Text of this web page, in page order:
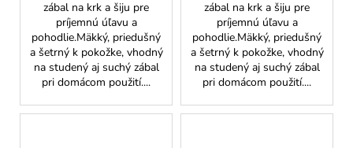
zábal na krk a šiju pre
príjemnú úľavu a
pohodlie.Mäkký, priedušný
a šetrný k pokožke, vhodný
na studený aj suchý zábal
pri domácom použití....
zábal na krk a šiju pre
príjemnú úľavu a
pohodlie.Mäkký, priedušný
a šetrný k pokožke, vhodný
na studený aj suchý zábal
pri domácom použití....